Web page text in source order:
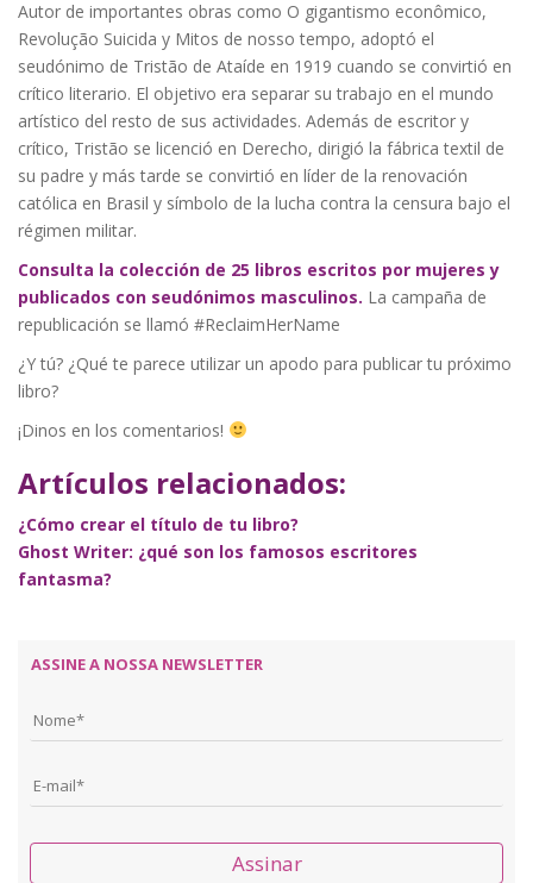
Autor de importantes obras como O gigantismo econômico,
Revolução Suicida y Mitos de nosso tempo, adoptó el
seudónimo de Tristão de Ataíde en 1919 cuando se convirtió en
crítico literario. El objetivo era separar su trabajo en el mundo
artístico del resto de sus actividades. Además de escritor y
crítico, Tristão se licenció en Derecho, dirigió la fábrica textil de
su padre y más tarde se convirtió en líder de la renovación
católica en Brasil y símbolo de la lucha contra la censura bajo el
régimen militar.
Consulta la colección de 25 libros escritos por mujeres y
publicados con seudónimos masculinos. La campaña de
republicación se llamó #ReclaimHerName
¿Y tú? ¿Qué te parece utilizar un apodo para publicar tu próximo
libro?
¡Dinos en los comentarios!
Artículos relacionados:
¿Cómo crear el título de tu libro?
Ghost Writer: ¿qué son los famosos escritores
fantasma?
ASSINE A NOSSA NEWSLETTER
Assinar